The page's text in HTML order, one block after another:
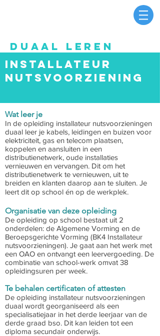
DUAAL LEREN
Installateur
nutsvoorziening
Wat leer je
In de opleiding installateur nutsvoorzieningen
duaal leer je kabels, leidingen en buizen voor
elektriciteit, gas en telecom plaatsen,
koppelen en aansluiten in een
distributienetwerk, oude installaties
vernieuwen en vervangen. Dit om het
distributienetwerk te vernieuwen, uit te
breiden en klanten daarop aan te sluiten. Je
leert dit op school én op de werkplek.
Organisatie van deze opleiding
De opleiding op school bestaat uit 2
onderdelen: de Algemene Vorming en de
Beroepsgerichte Vorming (BK4 Installateur
nutsvoorzieningen). Je gaat aan het werk met
een OAO en ontvangt een leervergoeding. De
combinatie van school-werk omvat 38
opleidingsuren per week.
Te behalen certificaten of attesten
De opleiding installateur nutsvoorzieningen
duaal wordt georganiseerd als een
specialisatiejaar in het derde leerjaar van de
derde graad bso. Dit kan leiden tot een
diploma secundair onderwijs.